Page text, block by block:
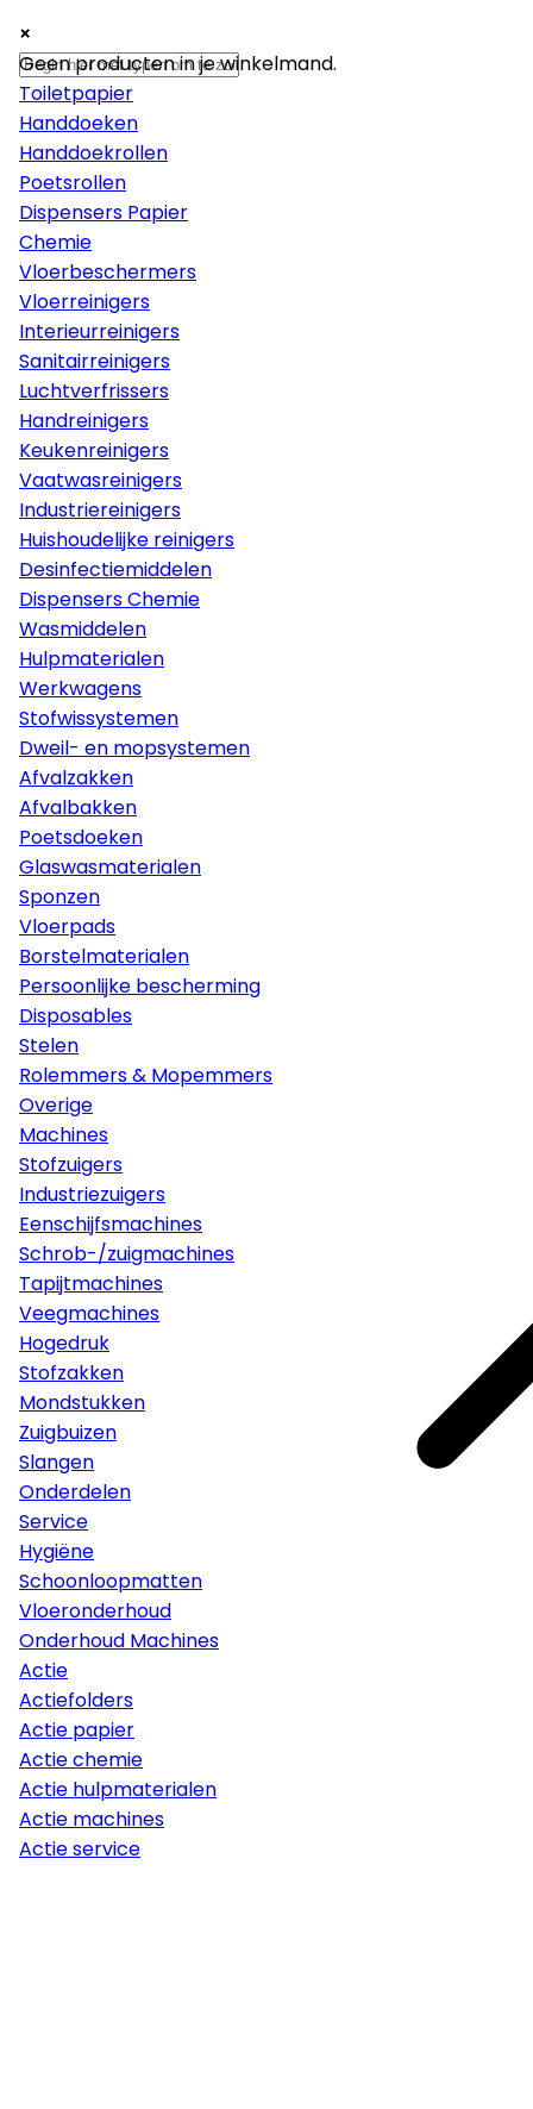
×
Papier
Toiletpapier
Handdoeken
Handdoekrollen
Poetsrollen
Dispensers Papier
Chemie
Vloerbeschermers
Vloerreinigers
Interieurreinigers
Sanitairreinigers
Luchtverfrissers
Handreinigers
Keukenreinigers
Vaatwasreinigers
Industriereinigers
Huishoudelijke reinigers
Desinfectiemiddelen
Dispensers Chemie
Wasmiddelen
Hulpmaterialen
Werkwagens
Stofwissystemen
Dweil- en mopsystemen
Afvalzakken
Afvalbakken
Poetsdoeken
Glaswasmaterialen
Sponzen
Vloerpads
Borstelmaterialen
Persoonlijke bescherming
Disposables
Stelen
Rolemmers & Mopemmers
Overige
Machines
Stofzuigers
Industriezuigers
Eenschijfsmachines
Schrob-/zuigmachines
Tapijtmachines
Veegmachines
Hogedruk
Stofzakken
Mondstukken
Zuigbuizen
Slangen
Onderdelen
Service
Hygiëne
Schoonloopmatten
Vloeronderhoud
Onderhoud Machines
Actie
Actiefolders
Actie papier
Actie chemie
Actie hulpmaterialen
Actie machines
Actie service
×
×
Geen producten in je winkelmand.